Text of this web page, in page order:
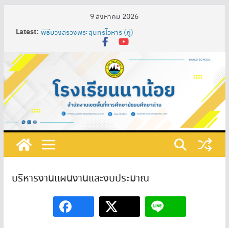
9 สิงหาคม 2026
Latest: พิธีบวงสรวงพระสุนทรโวหาร (ภู่)
Nan Impression Art Lab” ห้องเรียนศิลป์สร้างสรรค์ : น่าน
ในมุมมองอิมเพรสชั่นนิสต์ ผ่านกระบวนการจัดการเรียนรู้
เทคนิค SAND Model เพื่อพัฒนาความรู้ความเข้าใจในศิลปะ
ท้องถิ่น ผสมผสานกับศิลปะสากลของนักเรียนชั้น
มัธยมศึกษาปีที่ 3
การพัฒนาสื่อการเรียนรู้ปฏิสัมพันธ์ เรื่อง วงจรไฟฟ้าอย่าง
ง่าย โดยใช้โปรแกรม ClassPoint ร่วมกับห้องเรียนออนไลน์
และชุดอุปกรณ์ต่อวงจรไฟฟ้า รายวิชาการออกแบบและ
เทคโนโลยี ชั้นมัธยมศึกษาปีที่ 1 โรงเรียนนาน้อย
กิจกรรมวันภาษาไทยแห่งชาติและสัปดาห์ห้องสมุด ประจำปี
การศึกษา ๒๕๖๘
ที่ 219/2568 เรื่อง แต่งตั้งคณะกรรมการดําเนินงานเตรียม
ของสถานศึกษาออนไลน์ (Integrity & Transparency
พ.ศ. 2568
บริหารงานแผนงานและงบประมาณ